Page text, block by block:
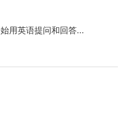
用英语提问和回答...